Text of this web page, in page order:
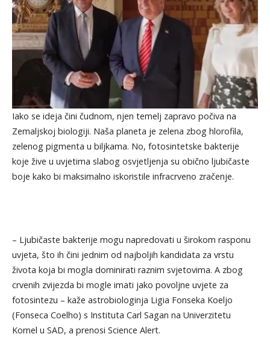
Iako se ideja čini čudnom, njen temelj zapravo počiva na
Zemaljskoj biologiji. Naša planeta je zelena zbog hlorofila,
zelenog pigmenta u biljkama. No, fotosintetske bakterije
koje žive u uvjetima slabog osvjetljenja su obično ljubičaste
boje kako bi maksimalno iskoristile infracrveno zračenje.
– Ljubičaste bakterije mogu napredovati u širokom rasponu
uvjeta, što ih čini jednim od najboljih kandidata za vrstu
života koja bi mogla dominirati raznim svjetovima. A zbog
crvenih zvijezda bi mogle imati jako povoljne uvjete za
fotosintezu – kaže astrobiologinja Ligia Fonseka Koeljo
(Fonseca Coelho) s Instituta Carl Sagan na Univerzitetu
Kornel u SAD, a prenosi Science Alert.